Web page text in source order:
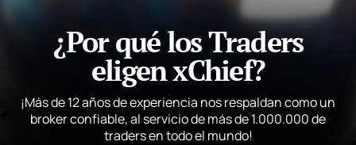
¿Por qué los Traders
eligen xChief?
¡Más de 12 años de experiencia nos respaldan como un
broker confiable, al servicio de más de 1.000.000 de
traders en todo el mundo!